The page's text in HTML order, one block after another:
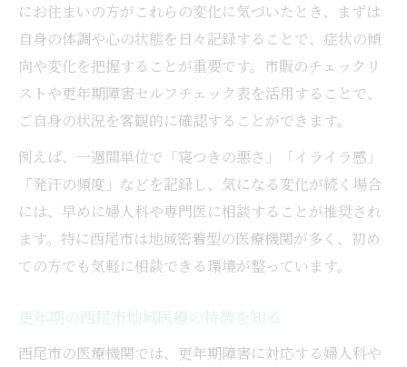
にお住まいの方がこれらの変化に気づいたとき、まずは
自身の体調や心の状態を日々記録することで、症状の傾
向や変化を把握することが重要です。市販のチェックリ
ストや更年期障害セルフチェック表を活用することで、
ご自身の状況を客観的に確認することができます。
例えば、一週間単位で「寝つきの悪さ」「イライラ感」
「発汗の頻度」などを記録し、気になる変化が続く場合
には、早めに婦人科や専門医に相談することが推奨され
ます。特に西尾市は地域密着型の医療機関が多く、初め
ての方でも気軽に相談できる環境が整っています。
更年期の西尾市地域医療の特徴を知る
西尾市の医療機関では、更年期障害に対応する婦人科や